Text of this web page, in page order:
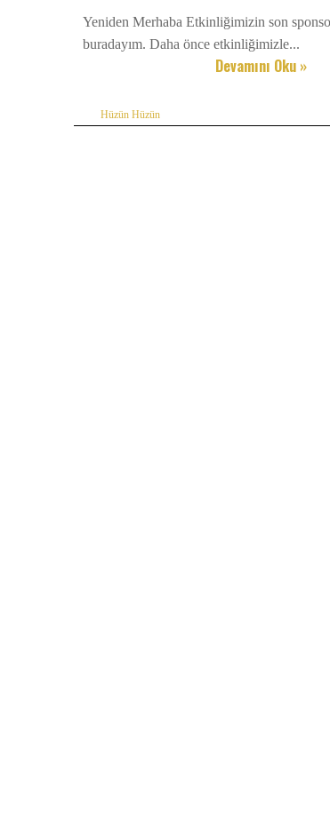
Yeniden Merhaba Etkinliğimizin son
buradayım. Daha önce etkinliğimizle...
Devamını Oku »
Hüzün Hüzün